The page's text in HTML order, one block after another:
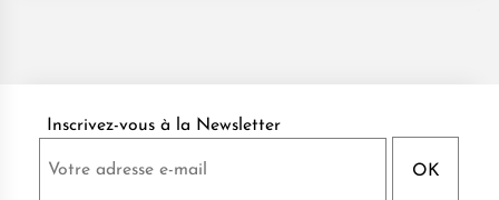
Inscrivez-vous à la Newsletter